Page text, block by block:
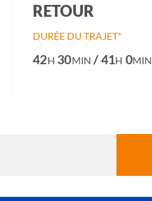
RETOUR
DURÉE DU TRAJET*
42H 30MIN / 41H 0MIN